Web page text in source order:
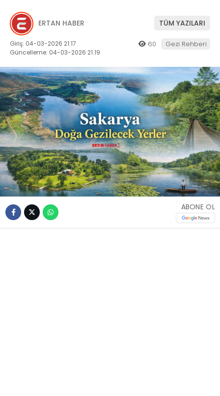
ERTAN HABER TÜM YAZILARI
Giriş: 04-03-2026 21:17
Güncelleme: 04-03-2026 21:19
60 Gezi Rehberi
ABONE OL